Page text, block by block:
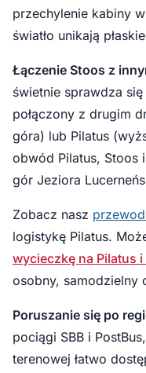
przechylenie kabiny
światło unikają
Łączenie Stoos z
świetnie sprawdza
połączony z drugim
góra) lub Pilatus
obwód Pilatus, Stoos
gór Jeziora
Zobacz nasz
logistykę Pilatus.
wycieczkę na Pilatus
osobny, samodzielny
Poruszanie się po
pociągi SBB i
terenowej łatwo